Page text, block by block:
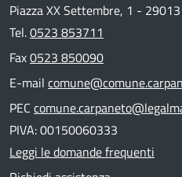
Piazza XX Settembre, 1 -
Tel.0523 853711
Fax0523 850090
E-mail
PEC
PIVA: 00150060333
Leggi le domande frequenti